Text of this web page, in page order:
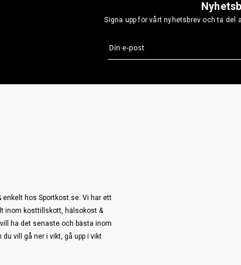
Signa upp för vårt nyhetsbrev och ta del
hos Sportkost.se. Vi har ett
inom kosttillskott, hälsokost &
ha det senaste och bästa inom
vill gå ner i vikt, gå upp i vikt